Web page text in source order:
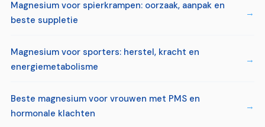
Magnesium voor spierkrampen: oorzaak, aanpak en
beste suppletie
Magnesium voor sporters: herstel, kracht en
energiemetabolisme
Beste magnesium voor vrouwen met PMS en
hormonale klachten